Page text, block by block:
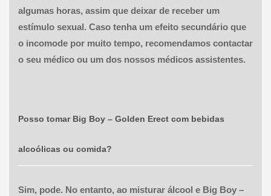
algumas horas, assim que deixar de receber um
estímulo sexual. Caso tenha um efeito secundário que
o incomode por muito tempo, recomendamos contactar
o seu médico ou um dos nossos médicos assistentes.
Posso tomar Big Boy – Golden Erect com bebidas
alcoólicas ou comida?
Sim, pode. No entanto, ao misturar álcool e Big Boy –